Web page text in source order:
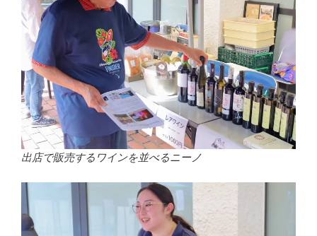
出店で販売するワインを並べるニーノ